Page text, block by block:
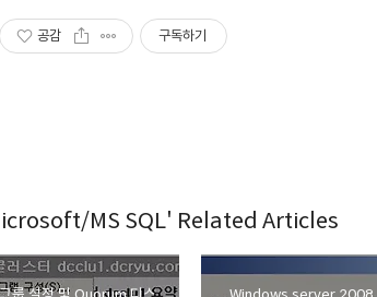
공감 구독하기
MS SQL' Related Articles